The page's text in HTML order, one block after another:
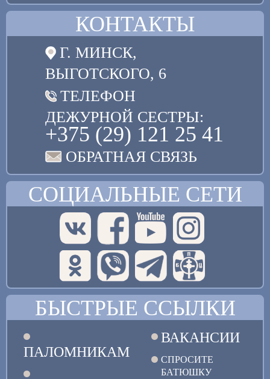
КОНТАКТЫ
Г. МИНСК,
ВЫГОТСКОГО, 6
ТЕЛЕФОН
ДЕЖУРНОЙ СЕСТРЫ:
+375 (29) 121 25 41
ОБРАТНАЯ СВЯЗЬ
СОЦИАЛЬНЫЕ СЕТИ
БЫСТРЫЕ ССЫЛКИ
ПАЛОМНИКАМ
ВАКАНСИИ
СПРОСИТЕ
БАТЮШКУ